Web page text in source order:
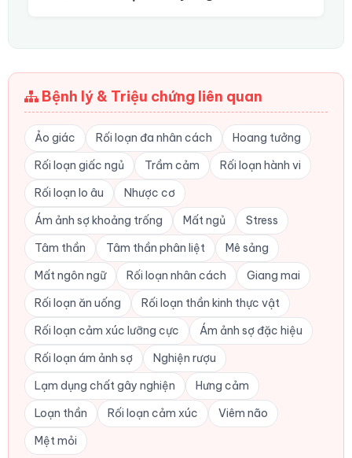
Bệnh lý & Triệu chứng liên quan
Ảo giác Rối loạn đa nhân cách
Hoang tưởng
Rối loạn giấc ngủ
Trầm cảm
Rối loạn hành vi
Rối loạn lo âu
Nhược cơ
Ám ảnh sợ khoảng trống
Mất ngủ
Stress
Tâm thần
Tâm thần phân liệt
Mê sảng
Mất ngôn ngữ
Rối loạn nhân cách
Giang mai
Rối loạn ăn uống
Rối loạn thần kinh thực vật
Rối loạn cảm xúc lưỡng cực
Ám ảnh sợ đặc hiệu
Rối loạn ám ảnh sợ
Nghiện rượu
Lạm dụng chất gây nghiện
Hưng cảm
Loạn thần
Rối loạn cảm xúc
Viêm não
Mệt mỏi